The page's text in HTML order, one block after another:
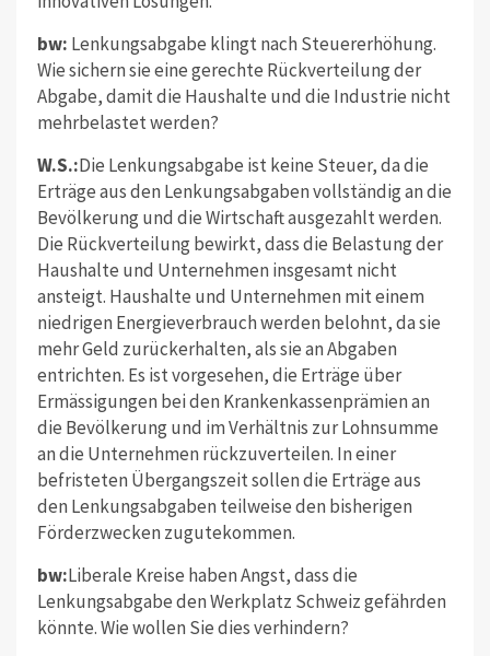
bw: Lenkungsabgabe klingt nach Steuererhöhung.
Wie sichern sie eine gerechte Rückverteilung der
Abgabe, damit die Haushalte und die Industrie nicht
mehrbelastet werden?
W.S.:Die Lenkungsabgabe ist keine Steuer, da die
Erträge aus den Lenkungsabgaben vollständig an die
Bevölkerung und die Wirtschaft ausgezahlt werden.
Die Rückverteilung bewirkt, dass die Belastung der
Haushalte und Unternehmen insgesamt nicht
ansteigt. Haushalte und Unternehmen mit einem
niedrigen Energieverbrauch werden belohnt, da sie
mehr Geld zurückerhalten, als sie an Abgaben
entrichten. Es ist vorgesehen, die Erträge über
Ermässigungen bei den Krankenkassenprämien an
die Bevölkerung und im Verhältnis zur Lohnsumme
an die Unternehmen rückzuverteilen. In einer
befristeten Übergangszeit sollen die Erträge aus
den Lenkungsabgaben teilweise den bisherigen
Förderzwecken zugutekommen.
bw:Liberale Kreise haben Angst, dass die
Lenkungsabgabe den Werkplatz Schweiz gefährden
könnte. Wie wollen Sie dies verhindern?